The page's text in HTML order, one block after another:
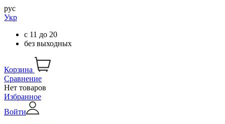
рус
Укр
с 11 до 20
без выходных
Корзина
Сравнение
Нет товаров
Избранное
Войти